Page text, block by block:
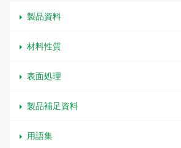
製品資料
材料性質
表面処理
製品補足資料
用語集